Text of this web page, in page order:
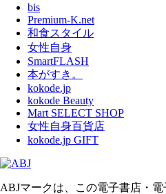
bis
Premium-K.net
和食スタイル
女性自身
SmartFLASH
本がすき。
kokode.jp
kokode Beauty
Mart SELECT SHOP
女性自身百貨店
kokode.jp GIFT
ABJマークは、この電子書店・